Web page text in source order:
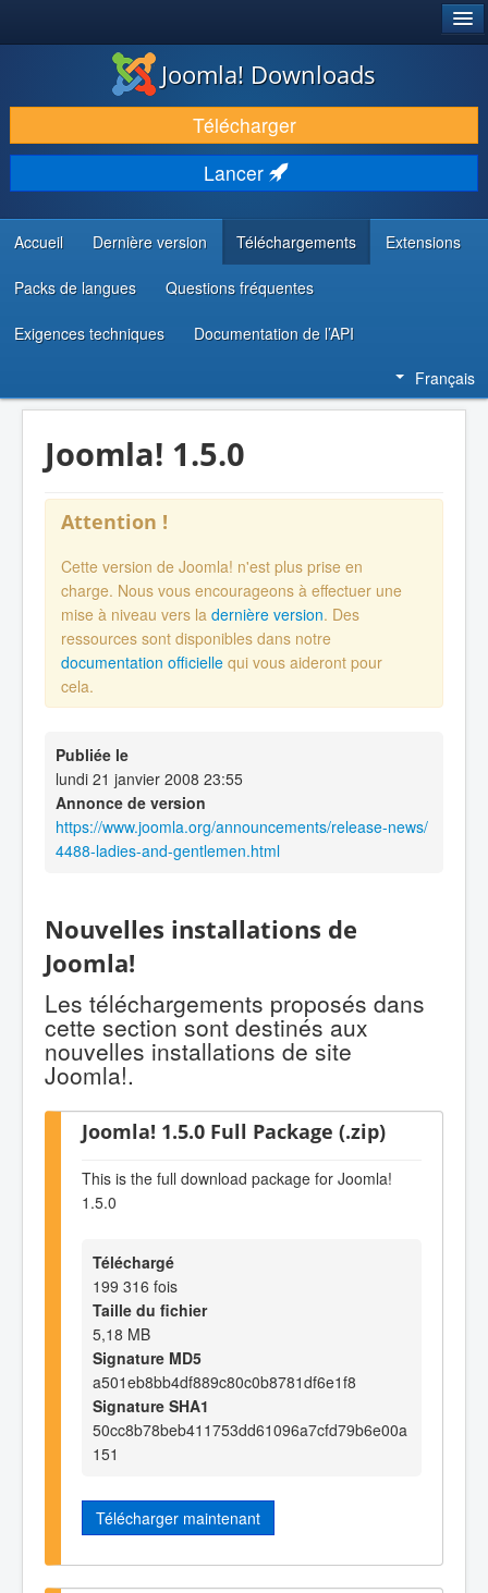
TÉLÉCHARGER & ÉTENDRE
DÉCOUVRIR & APPRENDRE
COMMUNAUTÉ & SUPPORT
RESSOURCES DÉVELOPPEURS
Joomla! Downloads
Télécharger
Lancer
Accueil Dernière version Téléchargements Extensions
Packs de langues Questions fréquentes
Exigences techniques Documentation de l’API
Français
Joomla! 1.5.0
Attention !
Cette version de Joomla! n'est plus prise en
charge. Nous vous encourageons à effectuer une
mise à niveau vers la dernière version. Des
ressources sont disponibles dans notre
documentation officielle qui vous aideront pour
cela.
Publiée le
lundi 21 janvier 2008 23:55
Annonce de version
https://www.joomla.org/announcements/release-news/
4488-ladies-and-gentlemen.html
Nouvelles installations de
Joomla!
Les téléchargements proposés dans
cette section sont destinés aux
nouvelles installations de site
Joomla!.
Joomla! 1.5.0 Full Package (.zip)
This is the full download package for Joomla!
1.5.0
Téléchargé
199 316 fois
Taille du fichier
5,18 MB
Signature MD5
a501eb8bb4df889c80c0b8781df6e1f8
Signature SHA1
50cc8b78beb411753dd61096a7cfd79b6e00a
151
Télécharger maintenant